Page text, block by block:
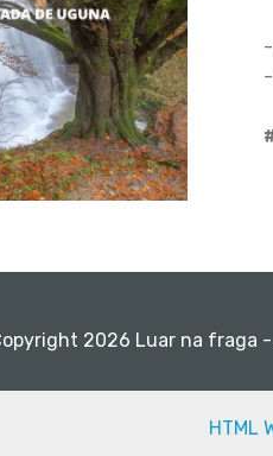
2026 Luar na fraga -
HTML